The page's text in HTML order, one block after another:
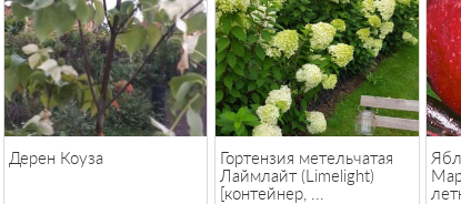
Дерен Коуза
Гортензия метельчатая
Лаймлайт (Limelight)
[контейнер, ...